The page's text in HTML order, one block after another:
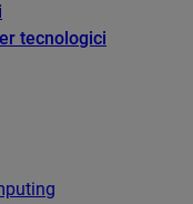
tecnologici